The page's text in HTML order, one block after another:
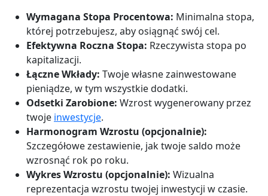
Wymagana Stopa Procentowa: Minimalna stopa,
której potrzebujesz, aby osiągnąć swój cel.
Efektywna Roczna Stopa: Rzeczywista stopa po
kapitalizacji.
Łączne Wkłady: Twoje własne zainwestowane
pieniądze, w tym wszystkie dodatki.
Odsetki Zarobione: Wzrost wygenerowany przez
twoje inwestycje.
Harmonogram Wzrostu (opcjonalnie):
Szczegółowe zestawienie, jak twoje saldo może
wzrosnąć rok po roku.
Wykres Wzrostu (opcjonalnie): Wizualna
reprezentacja wzrostu twojej inwestycji w czasie.